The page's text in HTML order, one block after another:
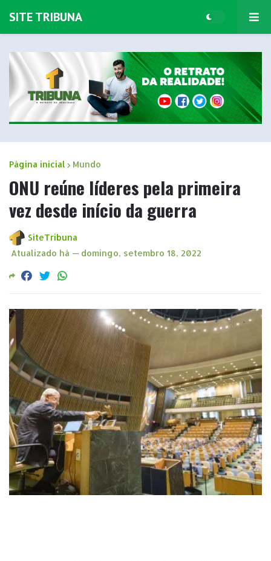
SITE TRIBUNA
Página inicial Mundo
ONU reúne líderes pela primeira
vez desde início da guerra
SiteTribuna
Atualizado há — domingo, setembro 18, 2022